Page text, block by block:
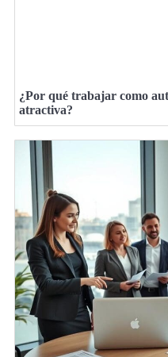
¿Por qué trabajar como
atractiva?